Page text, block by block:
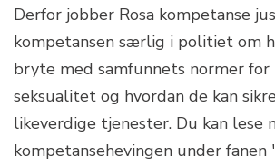
Derfor jobber Rosa kompetanse
kompetansen særlig i politiet om
bryte med samfunnets normer for
seksualitet og hvordan de kan
likeverdige tjenester. Du kan lese
kompetansehevingen under fanen